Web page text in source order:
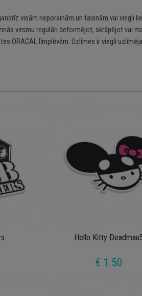
visām neporainām un taisnām vai viegli
virsmu regulāri deformējot, skrāpējot vai
ORACAL līmplēvēm. Uzlīmes ir viegli
Hello Kitty
€ 1.50